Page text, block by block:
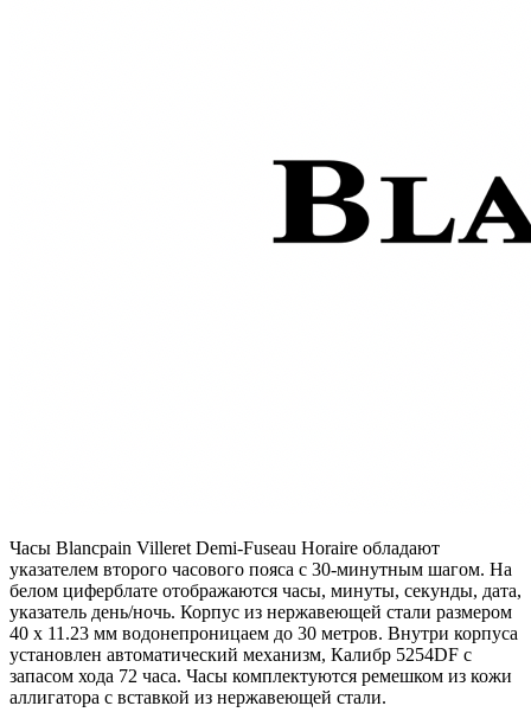
Часы Blancpain Villeret Demi-Fuseau Horaire обладают
указателем второго часового пояса с 30-минутным шагом. На
белом циферблате отображаются часы, минуты, секунды, дата,
указатель день/ночь. Корпус из нержавеющей стали размером
40 х 11.23 мм водонепроницаем до 30 метров. Внутри корпуса
установлен автоматический механизм, Калибр 5254DF с
запасом хода 72 часа. Часы комплектуются ремешком из кожи
аллигатора с вставкой из нержавеющей стали.